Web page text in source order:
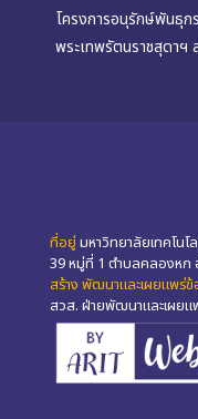
โครงการอนุรักษ์พันธุก
พระเทพรัตนราชสุดาฯ
ที่อยู่ มหาวิทยาลัยเทคโน
39 หมู่ที่ 1 ตำบลคลองหก
สร้าง พัฒนาและเผยแพร่
สวส. ฝ่ายพัฒนาและเผยแ